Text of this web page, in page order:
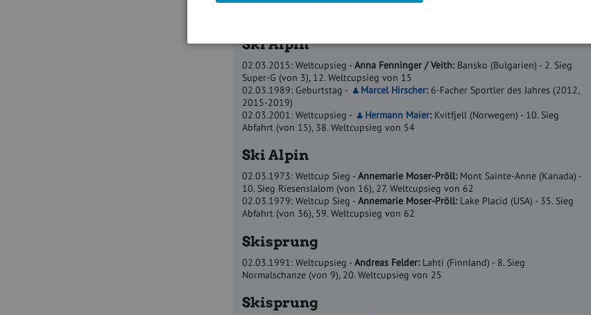
Nationalteam: 7 Spiele: 1 Siege, 2 Unentschieden, 4 Niederlagen - Tore: 09:15.
Ski Alpin
02.03.2015: Weltcupsieg -Anna Fenninger / Veith: Bansko (Bulgarien) - 2. Sieg
Super-G (von 3), 12. Weltcupsieg von 15
02.03.1989: Geburtstag -
Marcel Hirscher: 6-Facher Sportler des Jahres (2012,
2015-2019)
02.03.2001: Weltcupsieg -
Hermann Maier: Kvitfjell (Norwegen) - 10. Sieg
Abfahrt (von 15), 38. Weltcupsieg von 54
Ski Alpin
02.03.1973: Weltcup Sieg -Annemarie Moser-Pröll: Mont Sainte-Anne (Kanada) -
10. Sieg Riesenslalom (von 16), 27. Weltcupsieg von 62
02.03.1979: Weltcup Sieg -Annemarie Moser-Pröll: Lake Placid (USA) - 35. Sieg
Abfahrt (von 36), 59. Weltcupsieg von 62
Skisprung
02.03.1991: Weltcupsieg -Andreas Felder: Lahti (Finnland) - 8. Sieg
Normalschanze (von 9), 20. Weltcupsieg von 25
Skisprung